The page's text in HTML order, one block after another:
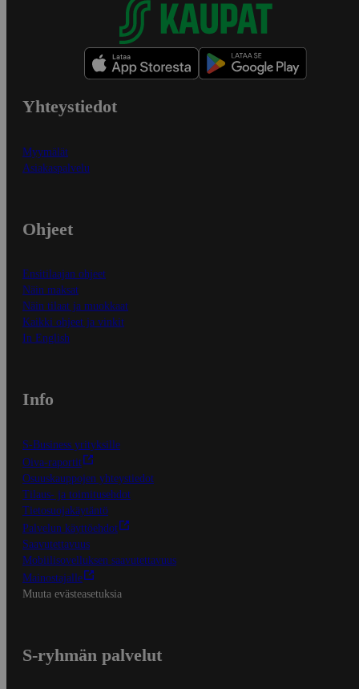
Yhteystiedot
Myymälät
Asiakaspalvelu
Ohjeet
Ensitilaajan ohjeet
Näin maksat
Näin tilaat ja muokkaat
Kaikki ohjeet ja vinkit
In English
Info
S-Business yrityksille
Oiva-raportit
Osuuskauppojen yhteystiedot
Tilaus- ja toimitusehdot
Tietosuojakäytäntö
Palvelun käyttöehdot
Saavutettavuus
Mobiilisovelluksen saavutettavuus
Mainostajalle
Muuta evästeasetuksia
S-ryhmän palvelut